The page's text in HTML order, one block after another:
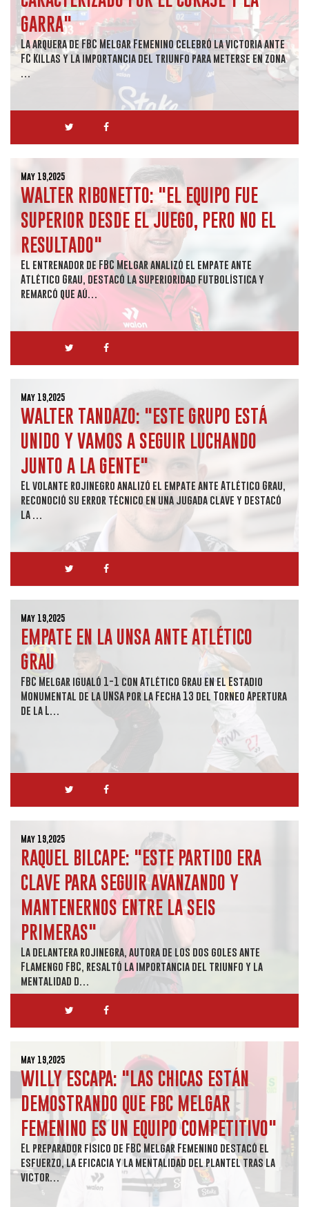
GARRA"
La arquera de FBC Melgar Femenino celebró la victoria ante
FC Killas y la importancia del triunfo para meterse en zona
May 19,2025
WALTER RIBONETTO: "EL EQUIPO FUE
SUPERIOR DESDE EL JUEGO, PERO NO EL
RESULTADO"
El entrenador de FBC Melgar analizó el empate ante
Atlético Grau, destacó la superioridad futbolística y
remarcó que aú…
May 19,2025
WALTER TANDAZO: "ESTE GRUPO ESTÁ
UNIDO Y VAMOS A SEGUIR LUCHANDO
JUNTO A LA GENTE"
El volante rojinegro analizó el empate ante Atlético Grau,
reconoció su error técnico en una jugada clave y destacó
la …
May 19,2025
EMPATE EN LA UNSA ANTE ATLÉTICO
GRAU
FBC Melgar igualó 1-1 con Atlético Grau en el Estadio
Monumental de la UNSA por la Fecha 13 del Torneo Apertura
de la L…
May 19,2025
RAQUEL BILCAPE: "ESTE PARTIDO ERA
CLAVE PARA SEGUIR AVANZANDO Y
MANTENERNOS ENTRE LA SEIS
PRIMERAS"
La delantera rojinegra, autora de los dos goles ante
Flamengo FBC, resaltó la importancia del triunfo y la
mentalidad d…
May 19,2025
WILLY ESCAPA: "LAS CHICAS ESTÁN
DEMOSTRANDO QUE FBC MELGAR
FEMENINO ES UN EQUIPO COMPETITIVO"
El preparador físico de FBC Melgar Femenino destacó el
esfuerzo, la eficacia y la mentalidad del plantel tras la
victor…